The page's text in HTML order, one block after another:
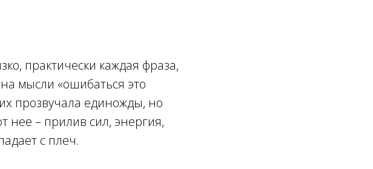
практически каждая фраза,
мысли «ошибаться это
прозвучала единожды, но
нее – прилив сил, энергия,
с плеч.